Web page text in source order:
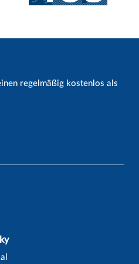
regelmäßig kostenlos als